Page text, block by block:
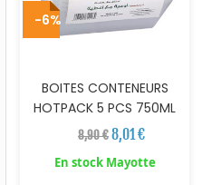
BOITES CONTENEURS
HOTPACK 5 PCS 750ML
8,90 €8,01 €
En stock Mayotte
-6%